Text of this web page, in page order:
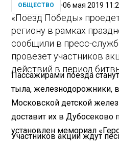
ОБЩЕСТВО 06 мая 2019
«Поезд Победы»
региону в рамках
сообщили в пресс-
провезет участников
действий в период
Пассажирами поезда
тыла, железнодорожники,
Московской детской
доставит их в Дубосеково
установлен мемориал
Участников акции ждут